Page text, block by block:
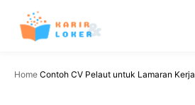
Langsung
Home Contoh CV Pelaut untuk Lamaran Kerja